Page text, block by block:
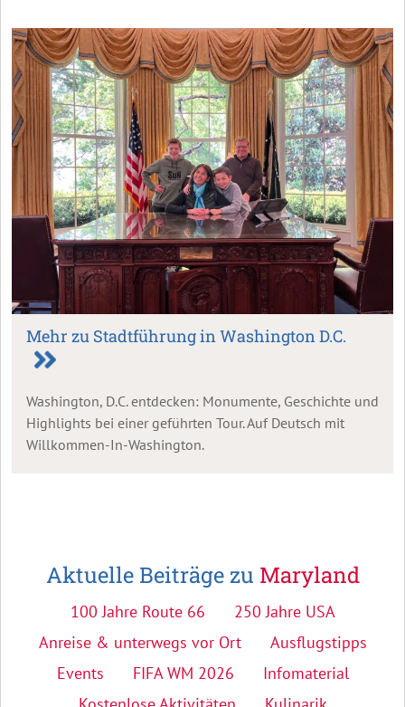
Mehr zu Stadtführung in Washington D.C.
Washington, D.C. entdecken: Monumente, Geschichte und
Highlights bei einer geführten Tour. Auf Deutsch mit
Willkommen-In-Washington.
Aktuelle Beiträge zu Maryland
100 Jahre Route 66
250 Jahre USA
Anreise & unterwegs vor Ort
Ausflugstipps
Events
FIFA WM 2026
Infomaterial